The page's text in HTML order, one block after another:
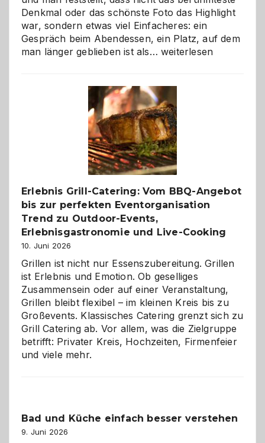
Denkmal oder das schönste Foto das Highlight
war, sondern etwas viel Einfacheres: ein
Gespräch beim Abendessen, ein Platz, auf dem
man länger geblieben ist als… Als
–
die
Gelegenheit,
neue
Reiseziele
zu
entdecken
weiterlesen
Erlebnis Grill-Catering: Vom BBQ-Angebot
bis zur perfekten Eventorganisation
Trend zu Outdoor-Events,
Erlebnisgastronomie und Live-Cooking
10. Juni 2026
Grillen ist nicht nur Essenszubereitung. Grillen
ist Erlebnis und Emotion. Ob geselliges
Zusammensein oder auf einer Veranstaltung,
Grillen bleibt flexibel – im kleinen Kreis bis zu
Großevents. Klassisches Catering grenzt sich zu
Grill Catering ab. Vor allem, was die Zielgruppe
betrifft: Privater Kreis, Hochzeiten, Firmenfeier
und viele mehr.
Bad und Küche einfach besser verstehen
9. Juni 2026